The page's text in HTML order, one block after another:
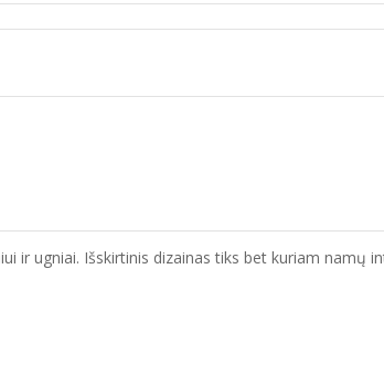
ir ugniai. Išskirtinis dizainas tiks bet kuriam